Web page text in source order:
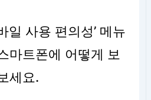
일 사용 편의성’ 메뉴
마트폰에 어떻게 보
세요.